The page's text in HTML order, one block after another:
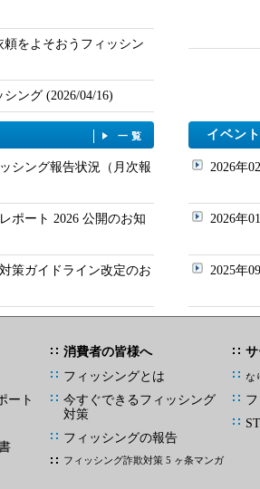
をよそおうフィッシン
ング (2026/04/16)
一覧
シング報告状況（月次報
ポート 2026 公開のお知
策ガイドライン改定のお
イベント
2026年
2026年
2025年
ート
消費者の皆様へ
フィッシングとは
今すぐできるフィッシング
対策
フィッシングの報告
フィッシング詐欺対策 5 ヶ条マンガ
な